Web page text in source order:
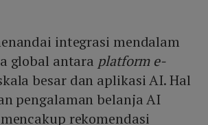
integrasi mendalam
global antara platform e-
besar dan aplikasi AI. Hal
pengalaman belanja AI
rekomendasi